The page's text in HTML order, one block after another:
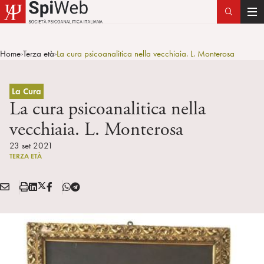
T
o
Home>Terza età>La cura psicoanalitica nella vecchiaia. L. Monterosa
La Cura
La cura psicoanalitica nella
vecchiaia. L. Monterosa
23 set 2021
TERZA ETÀ
Condividi:
E
A
S
a
L
n
k
e
d
X
T
w
i
t
F
T
l
e
g